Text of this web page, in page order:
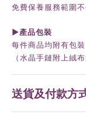
免費保養服務範圍
►產品包裝
每件商品均附有包
（水晶手鏈附上絨
送貨及付款方